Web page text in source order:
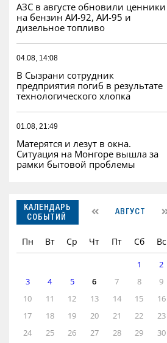
АЗС в августе обновили ценники
на бензин АИ-92, АИ-95 и
дизельное топливо
04.08, 14:08
В Сызрани сотрудник
предприятия погиб в результате
технологического хлопка
01.08, 21:49
Матерятся и лезут в окна.
Ситуация на Монгоре вышла за
рамки бытовой проблемы
КАЛЕНДАРЬ
СОБЫТИЙ
АВГУСТ
Пн Вт Ср Чт Пт Сб Вс
1
2
3
4 5 6 7 8
9
10
11 12 13 14 15
16
17
18 19 20 21 22
23
24
25 26 27 28 29 30